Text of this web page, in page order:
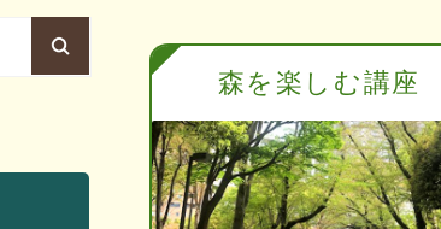
森を楽しむ講座